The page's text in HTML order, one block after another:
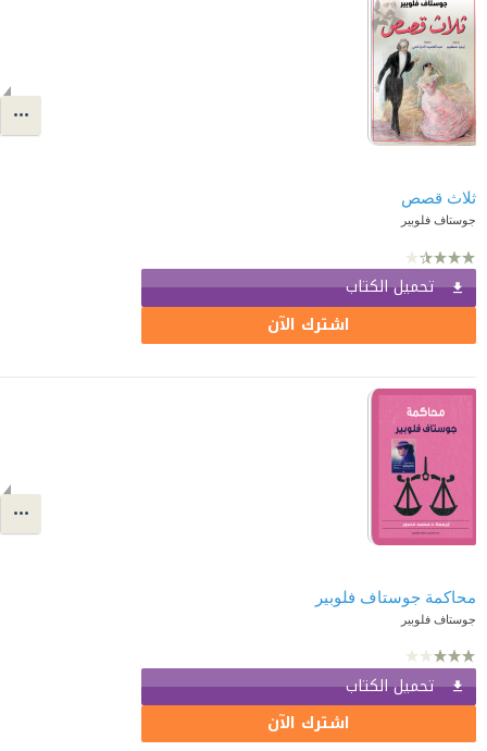
ثلاث قصص
جوستاف فلوبير
تحميل الكتاب
اشترك الآن
محاكمة جوستاف فلوبير
جوستاف فلوبير
تحميل الكتاب
اشترك الآن